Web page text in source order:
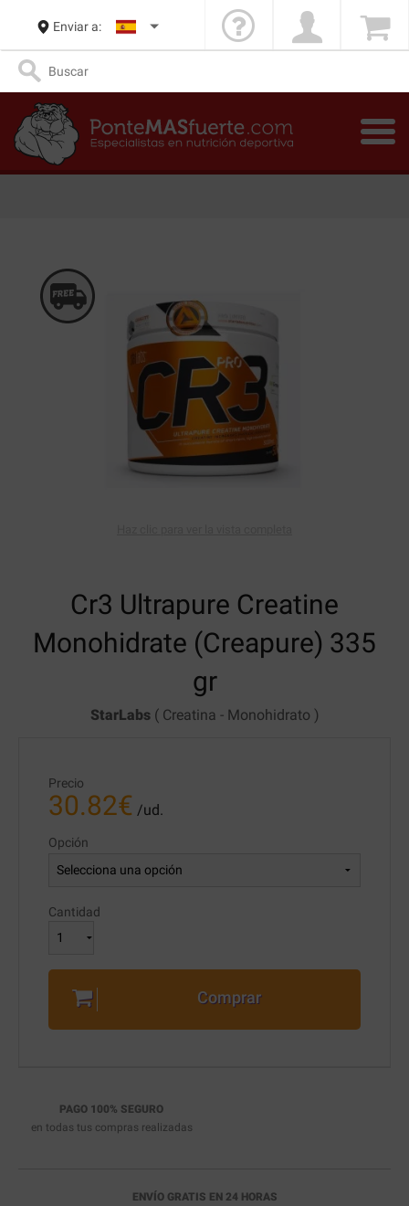
Enviar a:
Cr3 Ultrapure Creatine
Monohidrate (Creapure) 335
gr
StarLabs( Creatina - Monohidrato )
Precio
30.82€ /ud.
Opción
Cantidad
Comprar
PAGO 100% SEGURO
en todas tus compras realizadas
ENVÍO GRATIS EN 24 HORAS